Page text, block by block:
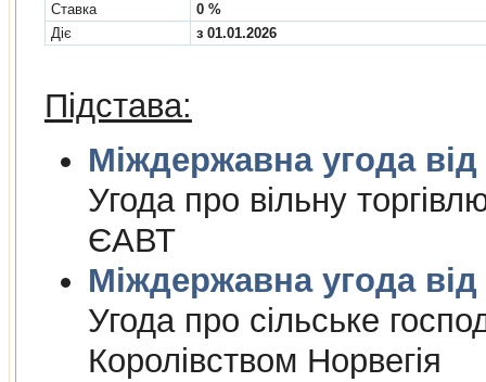
Cтавка
0 %
Діє
з 01.01.2026
Підстава:
Угода про вiльну
ЄАВТ
Угода про сiльське
Королiвством Норвегiя